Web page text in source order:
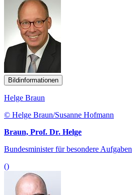
Bildinformationen
Helge Braun
© Helge Braun/Susanne Hofmann
Braun, Prof. Dr. Helge
Bundesminister für besondere Aufgaben
()